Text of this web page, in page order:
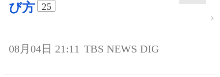
び方
25
08月04日 21:11 TBS NEWS DIG